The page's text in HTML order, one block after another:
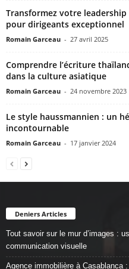
Transformez votre
pour dirigeants exceptionnel
Romain Garceau - 27 avril 2025
Comprendre l’écriture
dans la culture asiatique
Romain Garceau - 24 novembre 2023
Le style haussmannien : un
incontournable
Romain Garceau - 17 janvier 2024
Deniers Articles
Tout savoir sur le mur d’images :
communication visuelle
Agence immobilière à Casablanca